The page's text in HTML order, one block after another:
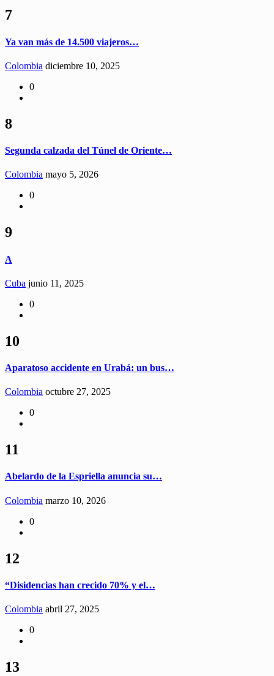
7
Ya van más de 14.500 viajeros…
Colombia diciembre 10, 2025
0
8
Segunda calzada del Túnel de Oriente…
Colombia mayo 5, 2026
0
9
A
Cuba junio 11, 2025
0
10
Aparatoso accidente en Urabá: un bus…
Colombia octubre 27, 2025
0
11
Abelardo de la Espriella anuncia su…
Colombia marzo 10, 2026
0
12
“Disidencias han crecido 70% y el…
Colombia abril 27, 2025
0
13